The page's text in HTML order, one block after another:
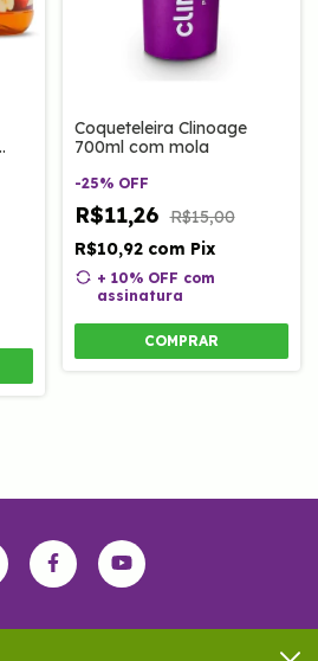
Coqueteleira Clinoage
700ml com mola
-25% OFF
R$11,26 R$15,00
R$10,92 com Pix
+ 10% OFF com
assinatura
COMPRAR